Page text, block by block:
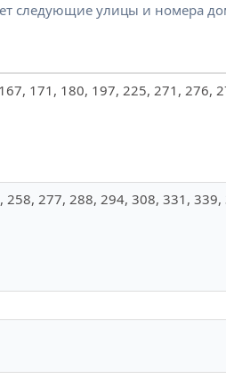
следующие улицы и номера
171, 180, 197, 225, 271, 276,
258, 277, 288, 294, 308, 331,